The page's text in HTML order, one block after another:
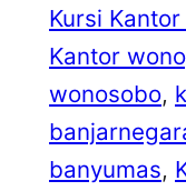
Kursi
Kantor
wonosobo,
banyumas,